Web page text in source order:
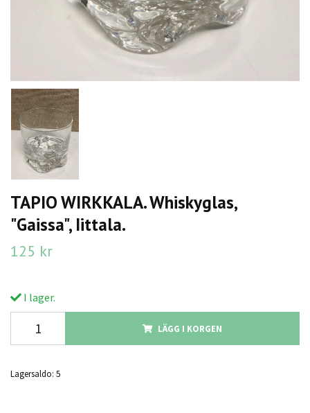
TAPIO WIRKKALA. Whiskyglas,
"Gaissa", Iittala.
125 kr
I lager.
LÄGG I KORGEN
Lagersaldo: 5